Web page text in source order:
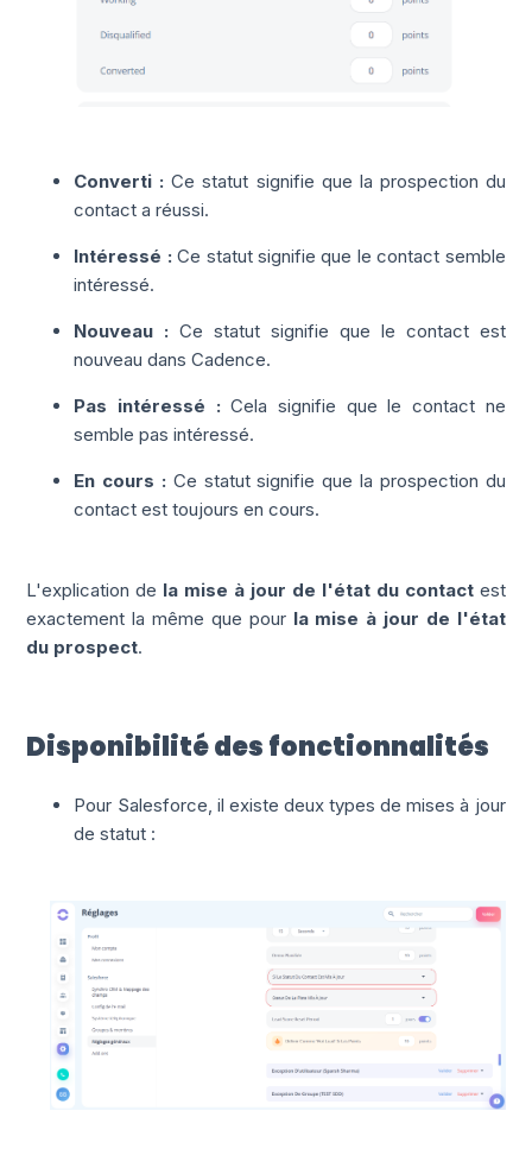
Converti : Ce statut signifie que la prospection du
contact a réussi.
Intéressé : Ce statut signifie que le contact semble
intéressé.
Nouveau :Ce statut signifie que le contact est
nouveau dans Cadence.
Pas intéressé : Cela signifie que le contact ne
semble pas intéressé.
En cours : Ce statut signifie que la prospection du
contact est toujours en cours.
L'explication de la mise à jour de l'état du contactest
exactement la même que pour la mise à jour de l'état
du prospect.
Disponibilité des fonctionnalités
Pour Salesforce, il existe deux types de mises à jour
de statut :